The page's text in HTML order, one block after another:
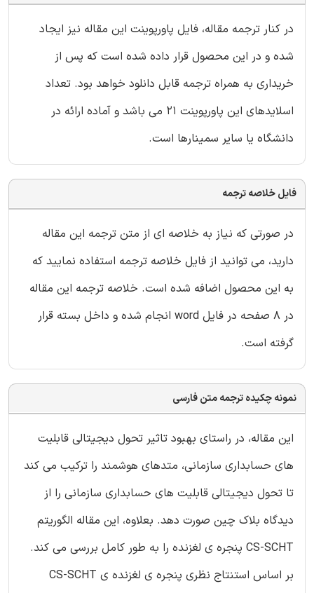
در کنار ترجمه مقاله، فایل پاورپوینت این مقاله نیز ایجاد
شده و در این محصول قرار داده شده است که پس از
خریداری به همراه ترجمه قابل دانلود خواهد بود. تعداد
اسلایدهای این پاورپوینت 21 می باشد و آماده ارائه در
دانشگاه یا سایر سمینارها است.
فایل خلاصه ترجمه
در صورتی که نیاز به خلاصه ای از متن ترجمه این مقاله
دارید، می توانید از فایل خلاصه ترجمه استفاده نمایید که
به این محصول اضافه شده است. خلاصه ترجمه این مقاله
در 8 صفحه در فایل word انجام شده و داخل بسته قرار
گرفته است.
نمونه چکیده ترجمه متن فارسی
این مقاله، در راستای بهبود تاثیر تحول دیجیتالی قابلیت
های حسابداری سازمانی، متدهای هوشمند را ترکیب می کند
تا تحول دیجیتالی قابلیت های حسابداری سازمانی را از
دیدگاه بلاک چین صورت دهد. بعلاوه، این مقاله الگوریتم
CS-SCHT پنجره ی لغزنده را به طور کامل بررسی می کند.
بر اساس استنتاج نظری پنجره ی لغزنده ی CS-SCHT